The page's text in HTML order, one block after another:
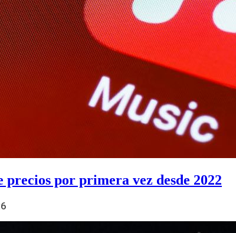
precios por primera vez desde 2022